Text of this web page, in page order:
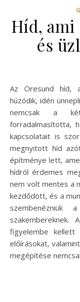
Híd,
és
Az Öresund híd, amely Dánia és Svédország között
húzódik, idén
nemcsak a
forradalmasította,
kapcsolatait is
megnyitott híd
építménye lett,
hídról érdemes
nem volt mentes a
kezdődött, és a
szembenézniük
figyelembe kellett
előírásokat,
megépítése